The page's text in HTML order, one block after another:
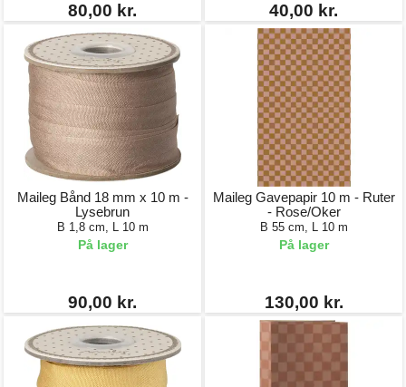
80,00 kr. 40,00 kr.
Maileg Bånd 18 mm x 10 m -
Lysebrun
B 1,8 cm, L 10 m
På lager
90,00 kr.
Maileg Gavepapir 10 m - Ruter
- Rose/Oker
B 55 cm, L 10 m
På lager
130,00 kr.